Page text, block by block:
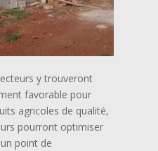
y trouveront
favorable pour
agricoles de qualité,
pourront optimiser
point de